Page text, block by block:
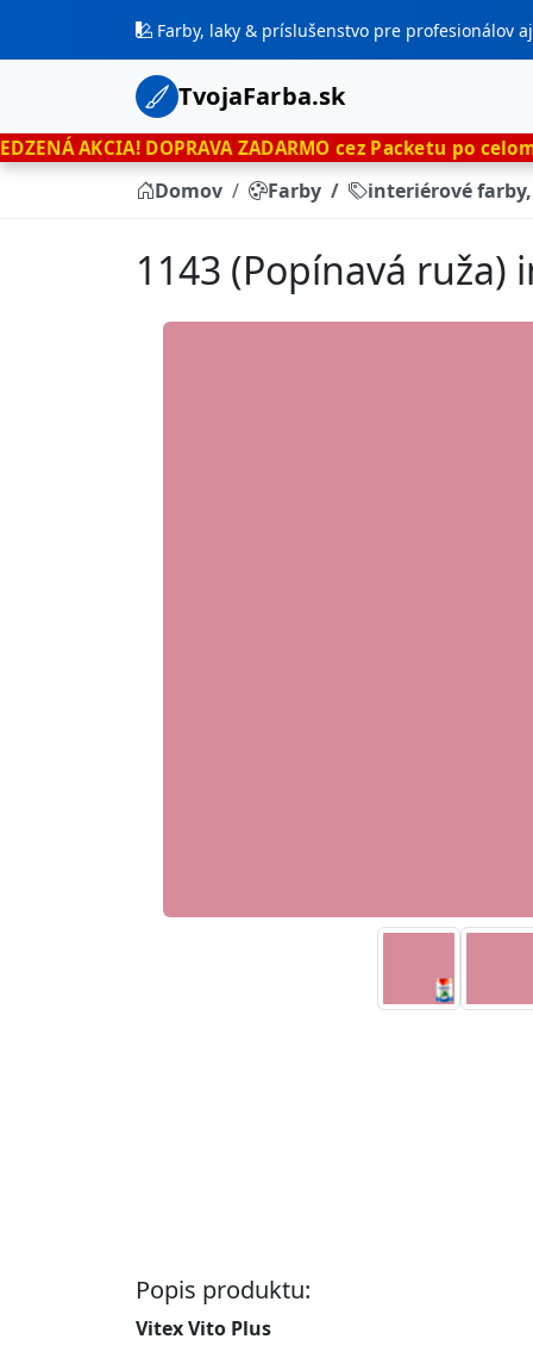
Farby, laky & príslušenstvo pre profesionálov
TvojaFarba.sk
DOPRAVA ZADARMO cez Packetu po celom Slovensku
Domov Farby interiérové
1143 (Popínavá
Popis produktu:
Vitex Vito Plus